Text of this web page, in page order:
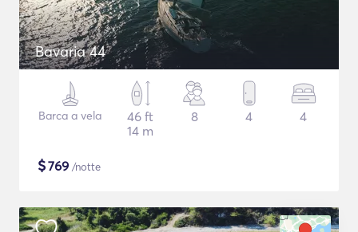
Bavaria 44
Barca a vela
46 ft
14 m
8 4 4
$769 /notte